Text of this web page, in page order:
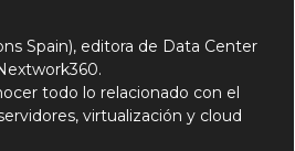
Spain), editora de Data Center
todo lo relacionado con el
virtualización y cloud